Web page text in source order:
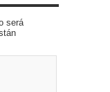
será